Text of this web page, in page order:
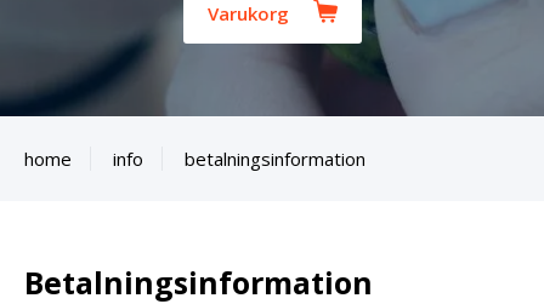
Varukorg
home info betalningsinformation
Betalningsinformation